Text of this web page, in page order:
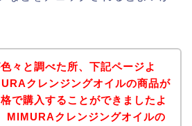
々と調べた所、下記ページよ
クレンジングオイルの商品が
で購入することができましたよ
MIMURAクレンジングオイルの